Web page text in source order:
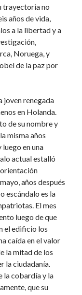
trayectoria no
años de vida,
a la libertad y a
Noruega, y
de la paz por
joven renegada
en Holanda.
de su nombre y
misma años
en una
actual estalló
años después
escándalo es la
El mes
luego de que
el edificio los
caída en el valor
la mitad de los
la ciudadanía.
la cobardía y la
que su